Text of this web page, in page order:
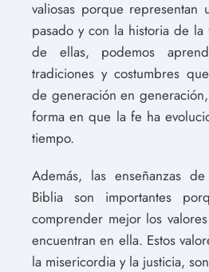
valiosas porque representan
pasado y con la historia de la
de ellas, podemos
tradiciones y costumbres
de generación en
forma en que la fe ha
tiempo.
Además, las enseñanzas
Biblia son importantes
comprender mejor los
encuentran en ella. Estos
la misericordia y la justicia,